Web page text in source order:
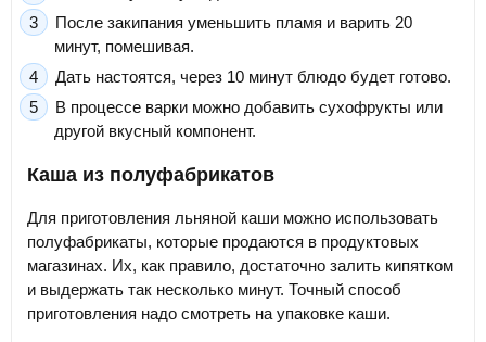
После закипания уменьшить пламя и варить 20
минут, помешивая.
Дать настоятся, через 10 минут блюдо будет готово.
В процессе варки можно добавить сухофрукты или
другой вкусный компонент.
Каша из полуфабрикатов
Для приготовления льняной каши можно использовать
полуфабрикаты, которые продаются в продуктовых
магазинах. Их, как правило, достаточно залить кипятком
и выдержать так несколько минут. Точный способ
приготовления надо смотреть на упаковке каши.